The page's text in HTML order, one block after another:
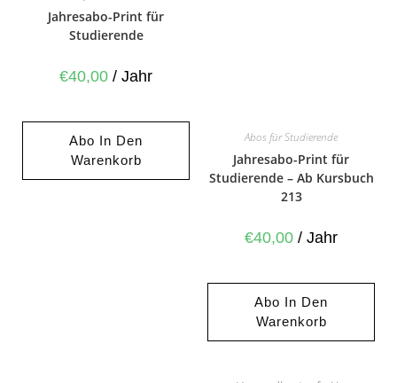
Jahresabo-Print für
Studierende
€40,00 / Jahr
Abo In Den
Warenkorb
Abos für Studierende
Jahresabo-Print für
Studierende – Ab Kursbuch
213
€40,00 / Jahr
Abo In Den
Warenkorb